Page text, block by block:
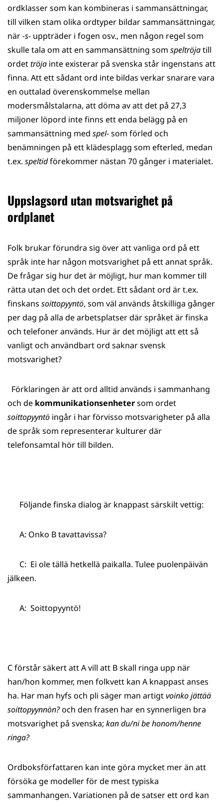
ordklasser som kan kombineras i sammansättningar,
till vilken stam olika ordtyper bildar sammansättningar,
när-s- uppträder i fogen osv., men någon regel som
skulle tala om att en sammansättning som speltröjatill
ordettröja inte existerar på svenska står ingenstans att
finna. Att ett sådant ord inte bildas verkar snarare vara
en outtalad överenskommelse mellan
modersmålstalarna, att döma av att det på 27,3
miljoner löpord inte finns ett enda belägg på en
sammansättning med spel-som förled och
benämningen på ett klädesplagg som efterled, medan
t.ex. speltidförekommer nästan 70 gånger i materialet.
Uppslagsord utan motsvarighet på
ordplanet
Folk brukar förundra sig över att vanliga ord på ett
språk inte har någon motsvarighet på ett annat språk.
De frågar sig hur det är möjligt, hur man kommer till
rätta utan det och det ordet. Ett sådant ord är t.ex.
finskans soittopyyntö, som väl används åtskilliga gånger
per dag på alla de arbetsplatser där språket är finska
och telefoner används. Hur är det möjligt att ett så
vanligt och användbart ord saknar svensk
motsvarighet?
Förklaringen är att ord alltid används i sammanhang
och de kommunikationsenhetersom ordet
soittopyyntö ingår i har förvisso motsvarigheter på alla
de språk som representerar kulturer där
telefonsamtal hör till bilden.
Följande finska dialog är knappast särskilt vettig:
A: Onko B tavattavissa?
C: Ei ole tällä hetkellä paikalla. Tulee puolenpäivän
jälkeen.
A: Soittopyyntö!
C förstår säkert att A vill att B skall ringa upp när
han/hon kommer, men folkvett kan A knappast anses
ha. Har man hyfs och pli säger man artigtvoinko jättää
soittopyynnön?och den frasen har en synnerligen bra
motsvarighet på svenska; kan du/ni be honom/henne
ringa?
Ordboksförfattaren kan inte göra mycket mer än att
försöka ge modeller för de mest typiska
sammanhangen. Variationen på de satser ett ord kan